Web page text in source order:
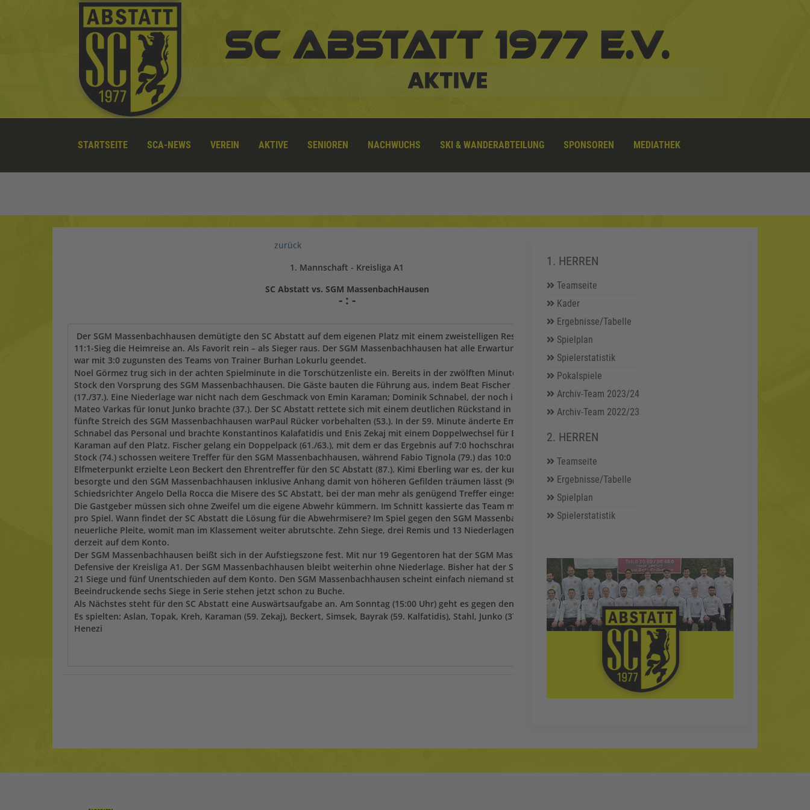
STARTSEITE SCA-NEWS VEREIN AKTIVE SENIOREN NACHWUCHS SKI & WANDERABTEILUNG SPONSOREN MEDIATHEK
zurück
1. Mannschaft - Kreisliga A1
SC Abstatt vs. SGM MassenbachHausen
- : -
Der SGM Massenbachhausen demütigte den SC Abstatt auf dem eigenen Platz mit einem zweistelligen Resultat und trat mit einem
11:1-Sieg die Heimreise an. Als Favorit rein – als Sieger raus. Der SGM Massenbachhausen hat alle Erwartungen erfüllt. Das Hinspiel
war mit 3:0 zugunsten des Teams von Trainer Burhan Lokurlu geendet.
Noel Görmez trug sich in der achten Spielminute in die Torschützenliste ein. Bereits in der zwölften Minute erhöhte Maximilian
Stock den Vorsprung des SGM Massenbachhausen. Die Gäste bauten die Führung aus, indem Beat Fischer zwei Treffer nachlegte
(17./37.). Eine Niederlage war nicht nach dem Geschmack von Emin Karaman; Dominik Schnabel, der noch im ersten Durchgang
Mateo Varkas für Ionut Junko brachte (37.). Der SC Abstatt rettete sich mit einem deutlichen Rückstand in die Halbzeitpause. Der
fünfte Streich des SGM Massenbachhausen warPaul Rücker vorbehalten (53.). In der 59. Minute änderte Emin Karaman; Dominik
Schnabel das Personal und brachte Konstantinos Kalafatidis und Enis Zekaj mit einem Doppelwechsel für Enes Bayrak und Tayfun
Karaman auf den Platz. Fischer gelang ein Doppelpack (61./63.), mit dem er das Ergebnis auf 7:0 hochschraubte. Rücker (69.) und
Stock (74.) schossen weitere Treffer für den SGM Massenbachhausen, während Fabio Tignola (79.) das 10:0 markierte. Vom
Elfmeterpunkt erzielte Leon Beckert den Ehrentreffer für den SC Abstatt (87.). Kimi Eberling war es, der kurz vor Ultimo das 11:1
besorgte und den SGM Massenbachhausen inklusive Anhang damit von höheren Gefilden träumen lässt (90.). Schließlich beendete
Schiedsrichter Angelo Della Rocca die Misere des SC Abstatt, bei der man mehr als genügend Treffer eingesteckt hatte.
Die Gastgeber müssen sich ohne Zweifel um die eigene Abwehr kümmern. Im Schnitt kassierte das Team mehr als zwei Gegentreffer
pro Spiel. Wann findet der SC Abstatt die Lösung für die Abwehrmisere? Im Spiel gegen den SGM Massenbachhausen setzte es eine
neuerliche Pleite, womit man im Klassement weiter abrutschte. Zehn Siege, drei Remis und 13 Niederlagen hat der SC Abstatt
derzeit auf dem Konto.
Der SGM Massenbachhausen beißt sich in der Aufstiegszone fest. Mit nur 19 Gegentoren hat der SGM Massenbachhausen die beste
Defensive der Kreisliga A1. Der SGM Massenbachhausen bleibt weiterhin ohne Niederlage. Bisher hat der SGM Massenbachhausen
21 Siege und fünf Unentschieden auf dem Konto. Den SGM Massenbachhausen scheint einfach niemand stoppen zu können.
Beeindruckende sechs Siege in Serie stehen jetzt schon zu Buche.
Als Nächstes steht für den SC Abstatt eine Auswärtsaufgabe an. Am Sonntag (15:00 Uhr) geht es gegen den SC Ilsfeld.
Es spielten: Aslan, Topak, Kreh, Karaman (59. Zekaj), Beckert, Simsek, Bayrak (59. Kalfatidis), Stahl, Junko (37. Varkas), Demiral,
Henezi
1. HERREN
Teamseite
Kader
Ergebnisse/Tabelle
Spielplan
Spielerstatistik
Pokalspiele
Archiv-Team 2023/24
Archiv-Team 2022/23
2. HERREN
Teamseite
Ergebnisse/Tabelle
Spielplan
Spielerstatistik